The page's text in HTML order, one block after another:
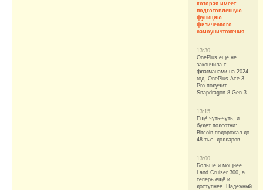
которая имеет
подготовленную
функцию
физического
самоуничтожения
13:30
OnePlus ещё не
закончила с
флагманами на 2024
год. OnePlus Ace 3
Pro получит
Snapdragon 8 Gen 3
13:15
Ещё чуть-чуть, и
будет полсотни:
Bitcoin подорожал до
48 тыс. долларов
13:00
Больше и мощнее
Land Cruiser 300, а
теперь ещё и
доступнее. Надёжный